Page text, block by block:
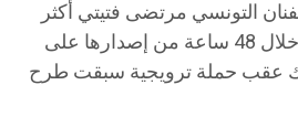
التونسي مرتضى فتيتي أكثر
من 300 ألف مشاهدة خلال 48 ساعة من إصدارها على
عقب حملة ترويجية سبقت طرح